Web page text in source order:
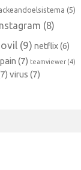
(5)
(8)
(9) netflix(6)
(7) teamviewer (4)
virus (7)